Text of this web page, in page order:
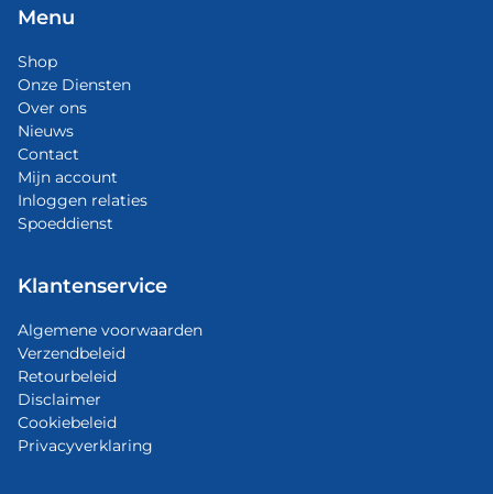
Menu
Shop
Onze Diensten
Over ons
Nieuws
Contact
Mijn account
Inloggen relaties
Spoeddienst
Klantenservice
Algemene voorwaarden
Verzendbeleid
Retourbeleid
Disclaimer
Cookiebeleid
Privacyverklaring